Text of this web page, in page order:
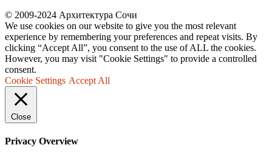
© 2009-2024 Архитектура Сочи
We use cookies on our website to give you the most relevant
experience by remembering your preferences and repeat visits. By
clicking “Accept All”, you consent to the use of ALL the cookies.
However, you may visit "Cookie Settings" to provide a controlled
consent.
Cookie Settings Accept All
Close
Privacy Overview